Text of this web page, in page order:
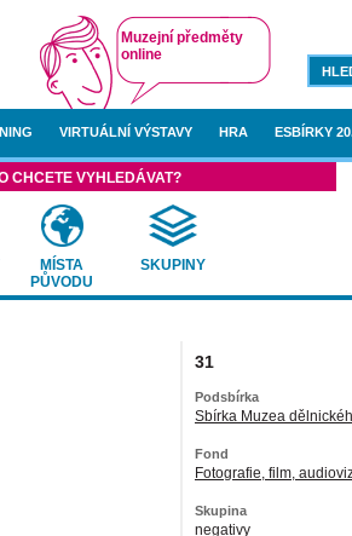
Muzejní předměty
online
VIRTUÁLNÍ VÝSTAVY HRA ESBÍRKY
CHCETE VYHLEDÁVAT?
MÍSTA
PŮVODU
SKUPINY
31
Podsbírka
Sbírka Muzea
Fond
Fotografie, film,
Skupina
negativy